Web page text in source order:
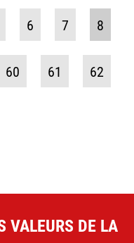
6 7 8
60 61 62
VALEURS DE LA